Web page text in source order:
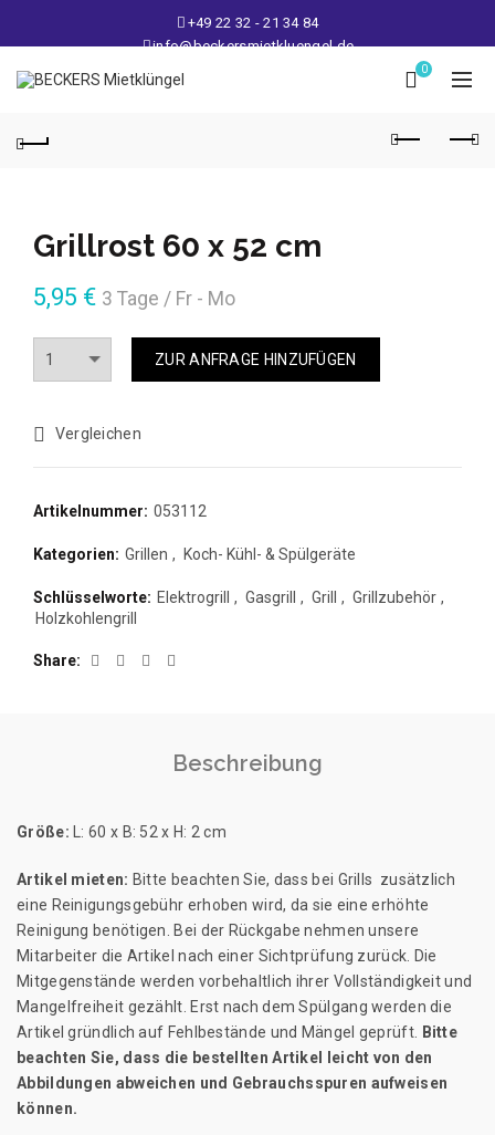
+49 22 32 - 21 34 84
info@beckersmietkluengel.de
Lager: Gutenbergstraße 1 - 50389 Wesseling
Mo - Fr: 9 – 17 Uhr, Sa: 9 – 12 Uhr
0
Grillrost 60 x 52 cm
5,95 € 3 Tage / Fr - Mo
ZUR ANFRAGE HINZUFÜGEN
Vergleichen
Artikelnummer: 053112
Kategorien: Grillen , Koch- Kühl- & Spülgeräte
Schlüsselworte: Elektrogrill , Gasgrill , Grill , Grillzubehör ,
Holzkohlengrill
Share
Beschreibung
Größe: L: 60 x B: 52 x H: 2 cm
Artikel mieten: Bitte beachten Sie, dass bei Grills zusätzlich
eine Reinigungsgebühr erhoben wird, da sie eine erhöhte
Reinigung benötigen. Bei der Rückgabe nehmen unsere
Mitarbeiter die Artikel nach einer Sichtprüfung zurück. Die
Mitgegenstände werden vorbehaltlich ihrer Vollständigkeit und
Mangelfreiheit gezählt. Erst nach dem Spülgang werden die
Artikel gründlich auf Fehlbestände und Mängel geprüft.
Bitte
beachten Sie, dass die bestellten Artikel leicht von den
Abbildungen abweichen und Gebrauchsspuren aufweisen
können.